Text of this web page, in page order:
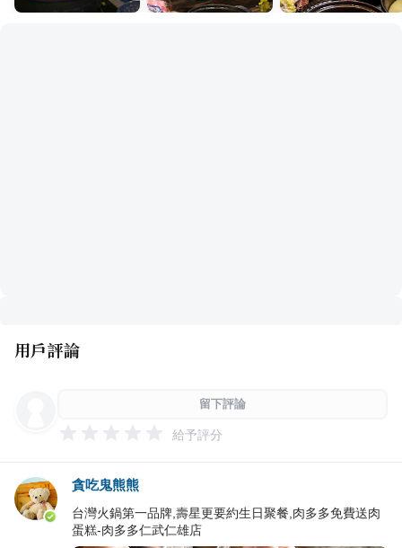
用戶評論
留下評論
給予評分
貪吃鬼熊熊
台灣火鍋第一品牌,壽星更要約生日聚餐,肉多多免費送肉
蛋糕-肉多多仁武仁雄店